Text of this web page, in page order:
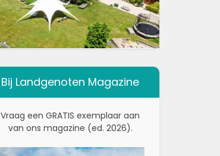
Bij Landgenoten Magazine
Vraag een GRATIS exemplaar aan
van ons magazine (ed. 2026).